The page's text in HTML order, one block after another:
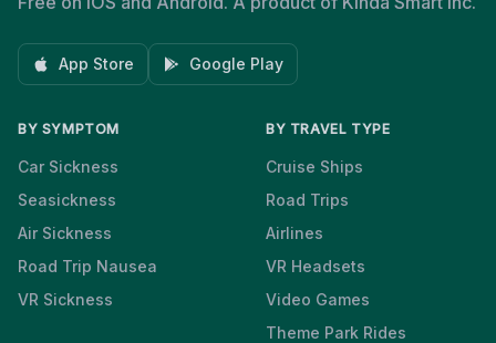
App Store Google Play
BY SYMPTOM
Car Sickness
Seasickness
Air Sickness
Road Trip Nausea
VR Sickness
BY TRAVEL TYPE
Cruise Ships
Road Trips
Airlines
VR Headsets
Video Games
Theme Park Rides